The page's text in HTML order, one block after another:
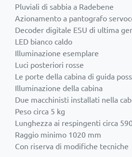
Pluviali di sabbia a Radebene
Azionamento a pantografo
Decoder digitale ESU di ultima
LED bianco caldo
Illuminazione esemplare
Luci posteriori rosse
Le porte della cabina di guida
Illuminazione della cabina
Due macchinisti installati nella
Peso circa 5 kg
Lunghezza ai respingenti circa
Raggio minimo 1020 mm
Con riserva di modifiche tecniche